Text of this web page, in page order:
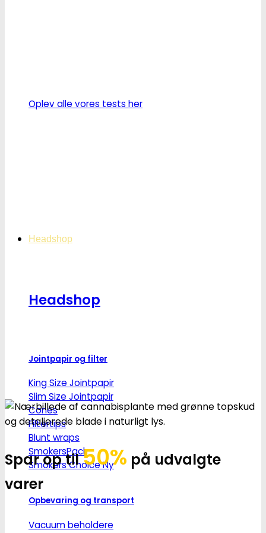
Oplev alle vores tests her
Headshop
Headshop
Jointpapir og filter
King Size Jointpapir
Slim Size Jointpapir
Cones
Filtertips
Blunt wraps
SmokersPack
Smokers Choice
Opbevaring og transport
Vacuum beholdere
Spar op til50% på udvalgte
varer